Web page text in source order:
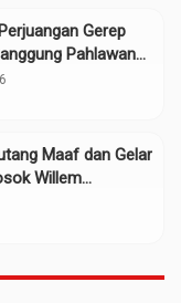
Gerep
Pahlawan
Maaf dan Gelar
Willem